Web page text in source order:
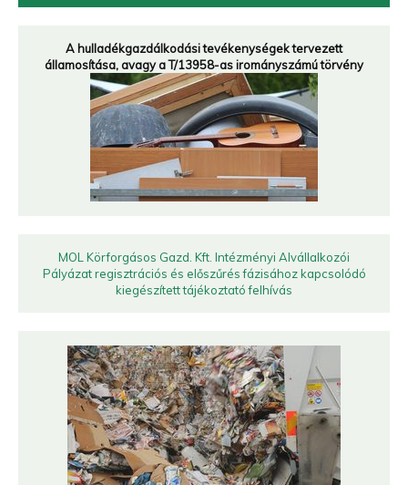
A hulladékgazdálkodási tevékenységek tervezett
államosítása, avagy a T/13958-as irományszámú törvény
MOL Körforgásos Gazd. Kft. Intézményi Alvállalkozói
Pályázat regisztrációs és előszűrés fázisához kapcsolódó
kiegészített tájékoztató felhívás